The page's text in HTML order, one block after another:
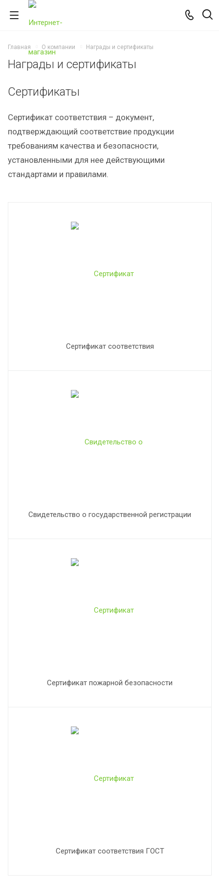
Главная О компании Награды и сертификаты
Награды и сертификаты
Сертификаты
Сертификат соответствия – документ,
подтверждающий соответствие продукции
требованиям качества и безопасности,
установленными для нее действующими
стандартами и правилами.
Сертификат соответствия
Свидетельство о государственной регистрации
Сертификат пожарной безопасности
Сертификат соответствия ГОСТ